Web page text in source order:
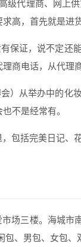
级代理商、网上
高，首先就是进
保证，说不定还
商电话，从代理
）从举办中的化
不是经常有。
包括完美日记、
场三楼。海城
、男包、女包、